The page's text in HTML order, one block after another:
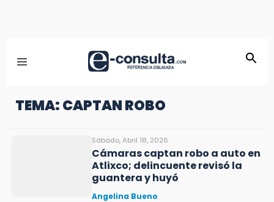
TEMA: CAPTAN ROBO
Sábado, Abril 18, 2026
Cámaras captan robo a auto en
Atlixco; delincuente revisó la
guantera y huyó
Angelina Bueno